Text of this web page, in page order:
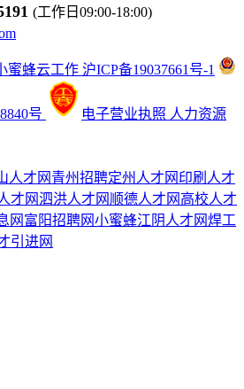
(工作日09:00-18:00)
蜜蜂云工作 沪ICP备19037661号-1
号 电子营业执照 人力资源
人才网 青州招聘定州人才网 印刷人才
才网泗洪人才网 顺德人才网 高校人才
网 富阳招聘网小蜜蜂江阴人才网焊工
引进网